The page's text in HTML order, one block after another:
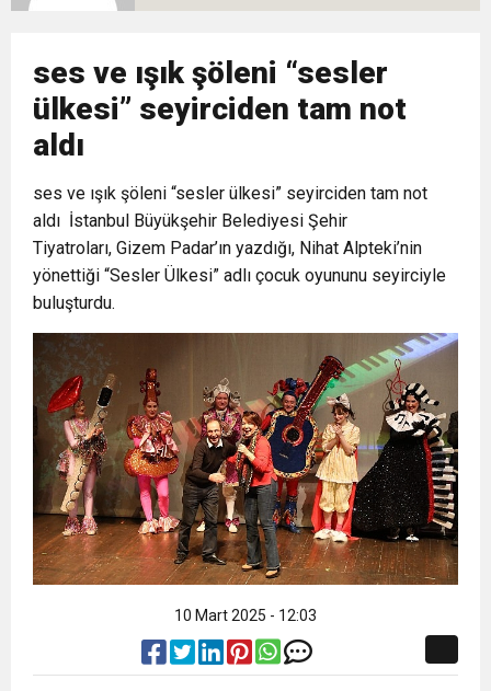
Gösterisi Yaptı
9:33 CHP’li 3 Genç Tutuklandı: Siyasi Saldırının
Hedefinde Mehmet Türkmen mi Var?
8:35 Anneler Günü’nde TAMEV ile İyilik ve Dayanışma
Buluşması
14:11 Buca’da Ruhsatı Tartışmalı İnşaat Meclis
Gündeminde: “Cumhurbaşkanı Kararnamesi
Bile Çiğnendi”
18:28 Eğitim Camiasının Yakından Tanıdığı İsim:
Abdulrezak Kaldan Torbalı Yolunda
ses ve ışık şöleni “sesler
ülkesi” seyirciden tam not
aldı
ses ve ışık şöleni “sesler ülkesi” seyirciden tam not
aldı İstanbul Büyükşehir Belediyesi Şehir
Tiyatroları, Gizem Padar’ın yazdığı, Nihat Alpteki’nin
yönettiği “Sesler Ülkesi” adlı çocuk oyununu seyirciyle
buluşturdu.
10 Mart 2025 - 12:03